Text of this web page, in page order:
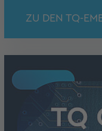
ZU DEN TQ-